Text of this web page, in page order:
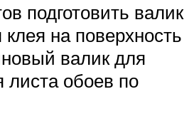
подготовить валик
на поверхность
валик для
листа обоев по